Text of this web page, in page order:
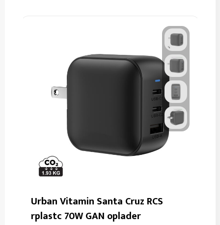
Urban Vitamin Santa Cruz RCS
rplastc 70W GAN oplader